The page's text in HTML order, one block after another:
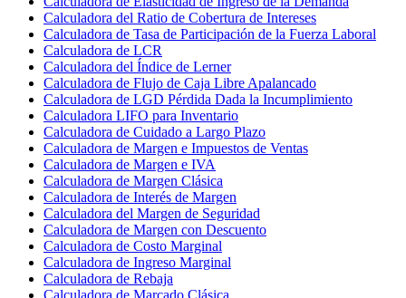
Calculadora del Ratio de Cobertura de Intereses
Calculadora de Tasa de Participación de la Fuerza Laboral
Calculadora de LCR
Calculadora del Índice de Lerner
Calculadora de Flujo de Caja Libre Apalancado
Calculadora de LGD Pérdida Dada la Incumplimiento
Calculadora LIFO para Inventario
Calculadora de Cuidado a Largo Plazo
Calculadora de Margen e Impuestos de Ventas
Calculadora de Margen e IVA
Calculadora de Margen Clásica
Calculadora de Interés de Margen
Calculadora del Margen de Seguridad
Calculadora de Margen con Descuento
Calculadora de Costo Marginal
Calculadora de Ingreso Marginal
Calculadora de Rebaja
Calculadora de Marcado Clásica